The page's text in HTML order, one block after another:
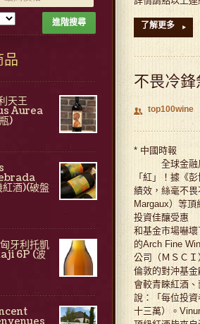
進階搜尋
品
天王
Aurea
)
酒)(破盤
牙利托凱
6P (波
了解更多 ▸
不畏冷
👥 top100wine
* 中國時報
全球金融風暴
「紅」！據《
績效，絲毫不
Margaux）等
投資佳釀受惠
和基金市場嚇
的Arch Fine
公司（ＭＳＣ
倫敦的對沖基
會較青睞紅酒
說：「每位投
十三萬）。